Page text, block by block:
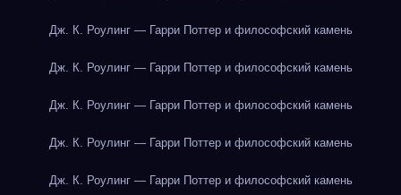
Дж. К. Роулинг — Гарри Поттер и философский камень
Дж. К. Роулинг — Гарри Поттер и философский камень
Дж. К. Роулинг — Гарри Поттер и философский камень
Дж. К. Роулинг — Гарри Поттер и философский камень
Дж. К. Роулинг — Гарри Поттер и философский камень